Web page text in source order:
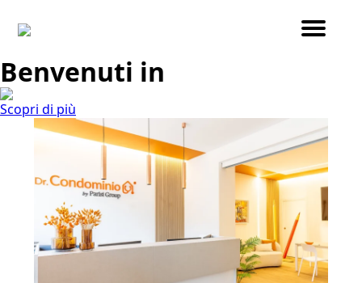
Benvenuti in
Scopri di più